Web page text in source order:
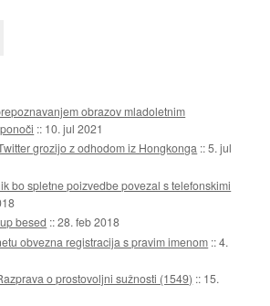
obrazov mladoletnim
:: 10. jul 2021
grozijo z odhodom iz Hongkonga ::5. jul
bo spletne poizvedbe povezal s telefonskimi
besed ::28. feb 2018
obvezna registracija s pravim imenom ::4.
o prostovoljni sužnosti (1549) :: 15.